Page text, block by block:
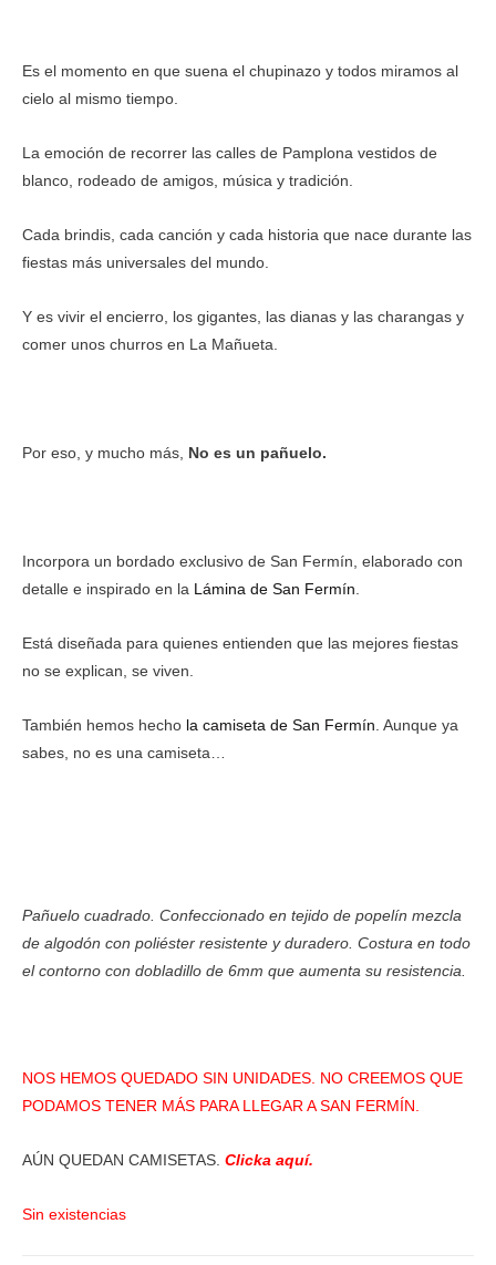
Es el momento en que suena el chupinazo y todos miramos al
cielo al mismo tiempo.
La emoción de recorrer las calles de Pamplona vestidos de
blanco, rodeado de amigos, música y tradición.
Cada brindis, cada canción y cada historia que nace durante las
fiestas más universales del mundo.
Y es vivir el encierro, los gigantes, las dianas y las charangas y
comer unos churros en La Mañueta.
Por eso, y mucho más, No es un pañuelo.
Incorpora un bordado exclusivo de San Fermín, elaborado con
detalle e inspirado en la
Lámina de San Fermín
Está diseñada para quienes entienden que las mejores fiestas
no se explican, se viven.
También hemos hecho la camiseta de San Fermín . Aunque ya
sabes, no es una camiseta…
Pañuelo cuadrado. Confeccionado en tejido de popelín mezcla
de algodón con poliéster resistente y duradero. Costura en todo
el contorno con dobladillo de 6mm que aumenta su resistencia.
NOS HEMOS QUEDADO SIN UNIDADES. NO CREEMOS QUE
PODAMOS TENER MÁS PARA LLEGAR A SAN FERMÍN.
AÚN QUEDAN CAMISETAS. Clicka aquí.
Sin existencias